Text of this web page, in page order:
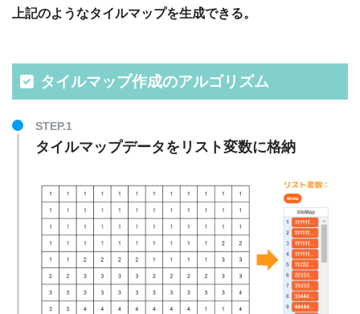
上記のようなタイルマップを生成できる。
タイルマップ作成のアルゴリズム
STEP.1
タイルマップデータをリスト変数に格納